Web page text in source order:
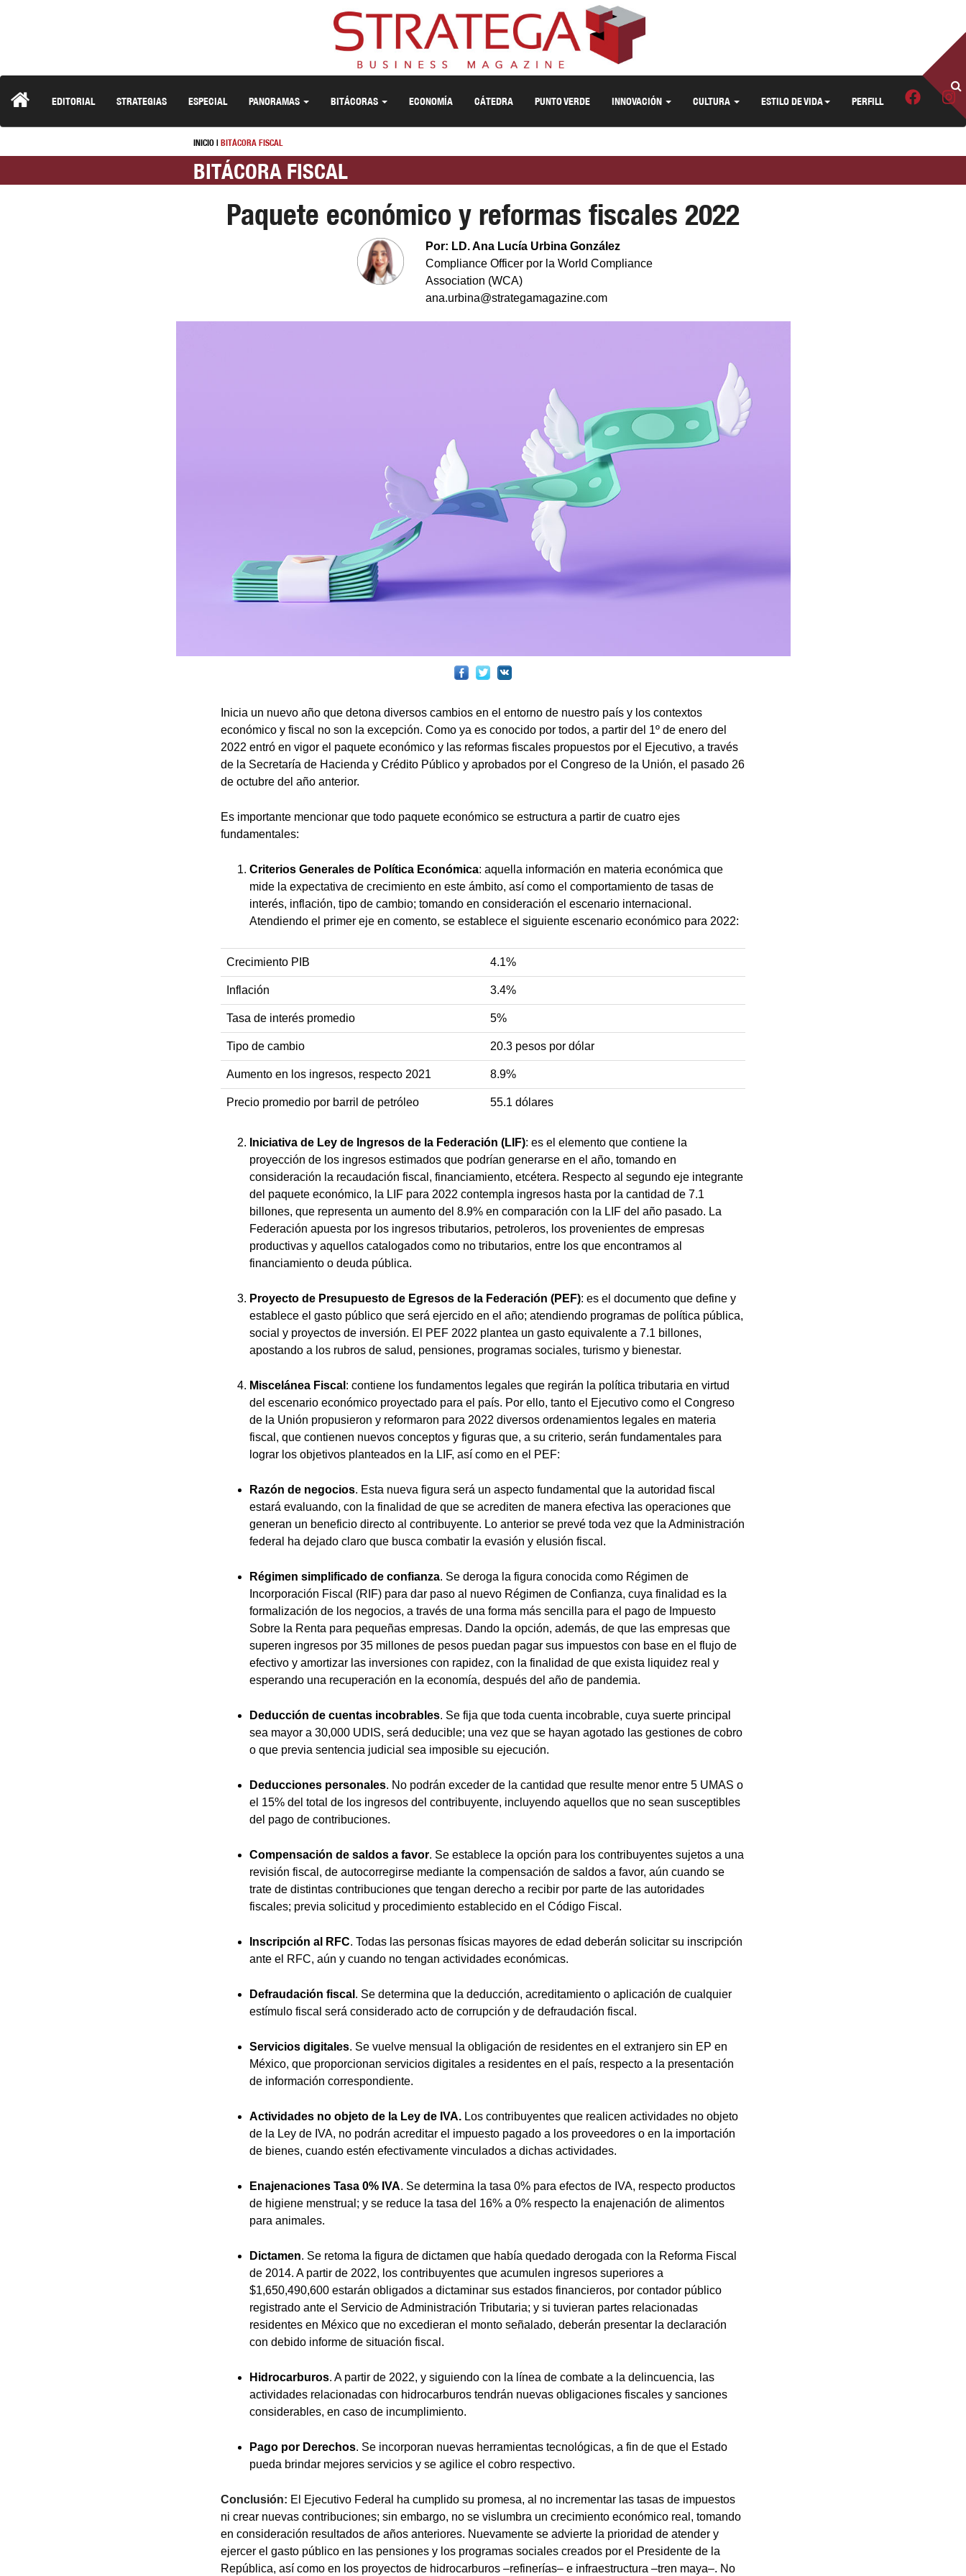
EDITORIAL STRATEGIAS ESPECIAL PANORAMAS BITÁCORAS ECONOMÍA CÁTEDRA PUNTO VERDE INNOVACIÓN CULTURA ESTILO DE VIDA PERFILL
INICIO| BITÁCORA FISCAL
BITÁCORA FISCAL
Paquete económico y reformas fiscales 2022
Por: LD. Ana Lucía Urbina González
Compliance Officer por la World Compliance
Association (WCA)
ana.urbina@strategamagazine.com
Inicia un nuevo año que detona diversos cambios en el entorno de nuestro país y los contextos
económico y fiscal no son la excepción. Como ya es conocido por todos, a partir del 1º de enero del
2022 entró en vigor el paquete económico y las reformas fiscales propuestos por el Ejecutivo, a través
de la Secretaría de Hacienda y Crédito Público y aprobados por el Congreso de la Unión, el pasado 26
de octubre del año anterior.
Es importante mencionar que todo paquete económico se estructura a partir de cuatro ejes
fundamentales:
Criterios Generales de Política Económica: aquella información en materia económica que
mide la expectativa de crecimiento en este ámbito, así como el comportamiento de tasas de
interés, inflación, tipo de cambio; tomando en consideración el escenario internacional.
Atendiendo el primer eje en comento, se establece el siguiente escenario económico para 2022:
Crecimiento PIB 4.1%
Inflación 3.4%
Tasa de interés promedio 5%
Tipo de cambio 20.3 pesos por dólar
Aumento en los ingresos, respecto 2021 8.9%
Precio promedio por barril de petróleo 55.1 dólares
Iniciativa de Ley de Ingresos de la Federación (LIF): es el elemento que contiene la
proyección de los ingresos estimados que podrían generarse en el año, tomando en
consideración la recaudación fiscal, financiamiento, etcétera. Respecto al segundo eje integrante
del paquete económico, la LIF para 2022 contempla ingresos hasta por la cantidad de 7.1
billones, que representa un aumento del 8.9% en comparación con la LIF del año pasado. La
Federación apuesta por los ingresos tributarios, petroleros, los provenientes de empresas
productivas y aquellos catalogados como no tributarios, entre los que encontramos al
financiamiento o deuda pública.
Proyecto de Presupuesto de Egresos de la Federación (PEF): es el documento que define y
establece el gasto público que será ejercido en el año; atendiendo programas de política pública,
social y proyectos de inversión. El PEF 2022 plantea un gasto equivalente a 7.1 billones,
apostando a los rubros de salud, pensiones, programas sociales, turismo y bienestar.
Miscelánea Fiscal : contiene los fundamentos legales que regirán la política tributaria en virtud
del escenario económico proyectado para el país. Por ello, tanto el Ejecutivo como el Congreso
de la Unión propusieron y reformaron para 2022 diversos ordenamientos legales en materia
fiscal, que contienen nuevos conceptos y figuras que, a su criterio, serán fundamentales para
lograr los objetivos planteados en la LIF, así como en el PEF:
Razón de negocios. Esta nueva figura será un aspecto fundamental que la autoridad fiscal
estará evaluando, con la finalidad de que se acrediten de manera efectiva las operaciones que
generan un beneficio directo al contribuyente. Lo anterior se prevé toda vez que la Administración
federal ha dejado claro que busca combatir la evasión y elusión fiscal.
Régimen simplificado de confianza. Se deroga la figura conocida como Régimen de
Incorporación Fiscal (RIF) para dar paso al nuevo Régimen de Confianza, cuya finalidad es la
formalización de los negocios, a través de una forma más sencilla para el pago de Impuesto
Sobre la Renta para pequeñas empresas. Dando la opción, además, de que las empresas que
superen ingresos por 35 millones de pesos puedan pagar sus impuestos con base en el flujo de
efectivo y amortizar las inversiones con rapidez, con la finalidad de que exista liquidez real y
esperando una recuperación en la economía, después del año de pandemia.
Deducción de cuentas incobrables. Se fija que toda cuenta incobrable, cuya suerte principal
sea mayor a 30,000 UDIS, será deducible; una vez que se hayan agotado las gestiones de cobro
o que previa sentencia judicial sea imposible su ejecución.
Deducciones personales. No podrán exceder de la cantidad que resulte menor entre 5 UMAS o
el 15% del total de los ingresos del contribuyente, incluyendo aquellos que no sean susceptibles
del pago de contribuciones.
Compensación de saldos a favor. Se establece la opción para los contribuyentes sujetos a una
revisión fiscal, de autocorregirse mediante la compensación de saldos a favor, aún cuando se
trate de distintas contribuciones que tengan derecho a recibir por parte de las autoridades
fiscales; previa solicitud y procedimiento establecido en el Código Fiscal.
Inscripción al RFC. Todas las personas físicas mayores de edad deberán solicitar su inscripción
ante el RFC, aún y cuando no tengan actividades económicas.
Defraudación fiscal . Se determina que la deducción, acreditamiento o aplicación de cualquier
estímulo fiscal será considerado acto de corrupción y de defraudación fiscal.
Servicios digitales. Se vuelve mensual la obligación de residentes en el extranjero sin EP en
México, que proporcionan servicios digitales a residentes en el país, respecto a la presentación
de información correspondiente.
Actividades no objeto de la Ley de IVA. Los contribuyentes que realicen actividades no objeto
de la Ley de IVA, no podrán acreditar el impuesto pagado a los proveedores o en la importación
de bienes, cuando estén efectivamente vinculados a dichas actividades.
Enajenaciones Tasa 0% IVA. Se determina la tasa 0% para efectos de IVA, respecto productos
de higiene menstrual; y se reduce la tasa del 16% a 0% respecto la enajenación de alimentos
para animales.
Dictamen. Se retoma la figura de dictamen que había quedado derogada con la Reforma Fiscal
de 2014. A partir de 2022, los contribuyentes que acumulen ingresos superiores a
$1,650,490,600 estarán obligados a dictaminar sus estados financieros, por contador público
registrado ante el Servicio de Administración Tributaria; y si tuvieran partes relacionadas
residentes en México que no excedieran el monto señalado, deberán presentar la declaración
con debido informe de situación fiscal.
Hidrocarburos. A partir de 2022, y siguiendo con la línea de combate a la delincuencia, las
actividades relacionadas con hidrocarburos tendrán nuevas obligaciones fiscales y sanciones
considerables, en caso de incumplimiento.
Pago por Derechos. Se incorporan nuevas herramientas tecnológicas, a fin de que el Estado
pueda brindar mejores servicios y se agilice el cobro respectivo.
Conclusión: El Ejecutivo Federal ha cumplido su promesa, al no incrementar las tasas de impuestos
ni crear nuevas contribuciones; sin embargo, no se vislumbra un crecimiento económico real, tomando
en consideración resultados de años anteriores. Nuevamente se advierte la prioridad de atender y
ejercer el gasto público en las pensiones y los programas sociales creados por el Presidente de la
República, así como en los proyectos de hidrocarburos –refinerías– e infraestructura –tren maya–. No